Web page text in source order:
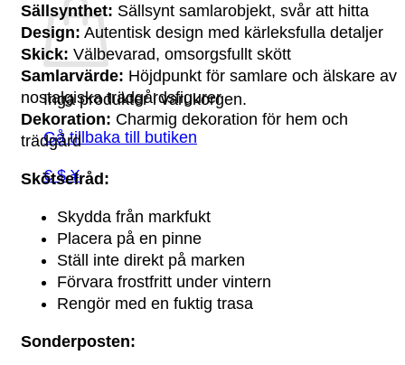
Inga produkter i varukorgen.
Gå tillbaka till butiken
€ $ ¥
Sällsynthet: Sällsynt samlarobjekt, svår att hitta
Design: Autentisk design med kärleksfulla detaljer
Skick: Välbevarad, omsorgsfullt skött
Samlarvärde: Höjdpunkt för samlare och älskare av
nostalgiska trädgårdsfigurer
Dekoration: Charmig dekoration för hem och
trädgård
Skötselråd:
Skydda från markfukt
Placera på en pinne
Ställ inte direkt på marken
Förvara frostfritt under vintern
Rengör med en fuktig trasa
Sonderposten: